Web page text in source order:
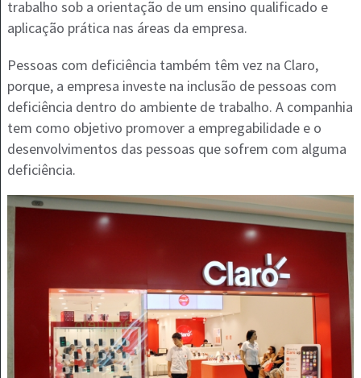
trabalho sob a orientação de um ensino qualificado e
aplicação prática nas áreas da empresa.
Pessoas com deficiência também têm vez na Claro,
porque, a empresa investe na inclusão de pessoas com
deficiência dentro do ambiente de trabalho. A companhia
tem como objetivo promover a empregabilidade e o
desenvolvimentos das pessoas que sofrem com alguma
deficiência.